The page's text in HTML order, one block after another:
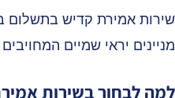
אמירת קדיש בתשלום
יראי שמיים
לבחור בשירות